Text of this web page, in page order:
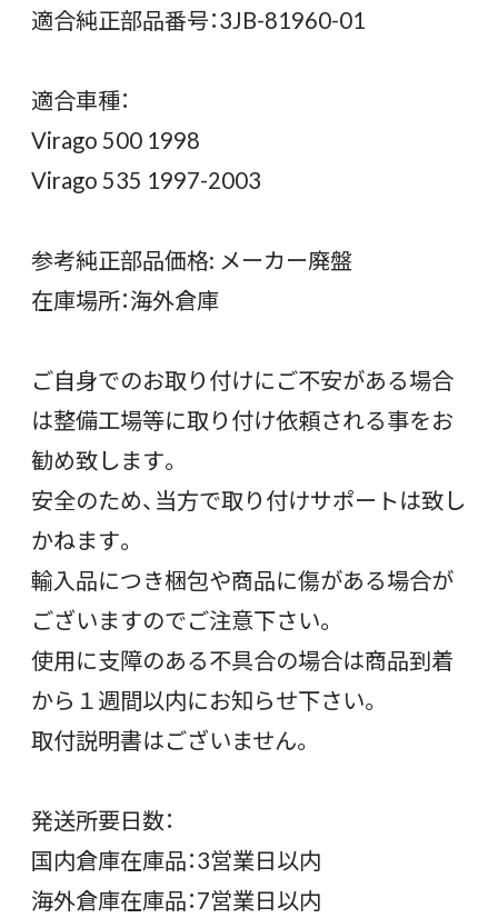
適合純正部品番号：3JB-81960-01
適合車種：
Virago 500 1998
Virago 535 1997-2003
参考純正部品価格: メーカー廃盤
在庫場所：海外倉庫
ご自身でのお取り付けにご不安がある場合
は整備工場等に取り付け依頼される事をお
勧め致します。
安全のため、当方で取り付けサポートは致し
かねます。
輸入品につき梱包や商品に傷がある場合が
ございますのでご注意下さい。
使用に支障のある不具合の場合は商品到着
から１週間以内にお知らせ下さい。
取付説明書はございません。
発送所要日数：
国内倉庫在庫品：3営業日以内
海外倉庫在庫品：7営業日以内